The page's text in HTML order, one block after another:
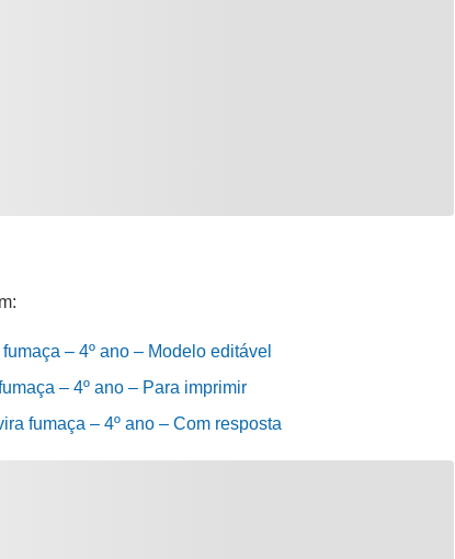
– 4º ano – Modelo editável
– 4º ano – Para imprimir
fumaça – 4º ano – Com resposta